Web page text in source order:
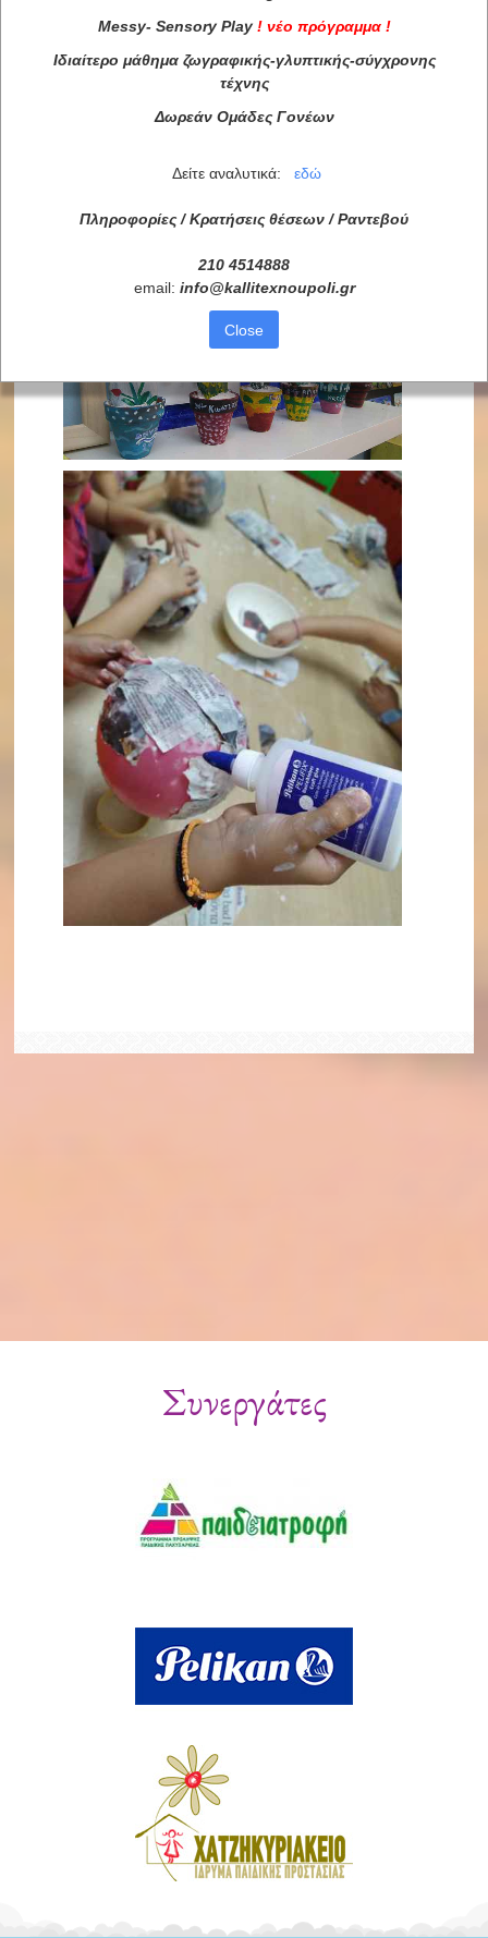
Συνεργάτες
Messy- Sensory Play ! νέο πρόγραμμα !
Ιδιαίτερο μάθημα ζωγραφικής-γλυπτικής-σύγχρονης
τέχνης
Δωρεάν Ομάδες Γονέων
Δείτε αναλυτικά: εδώ
Πληροφορίες / Κρατήσεις θέσεων / Ραντεβού
210 4514888
email: info@kallitexnoupoli.gr
Close